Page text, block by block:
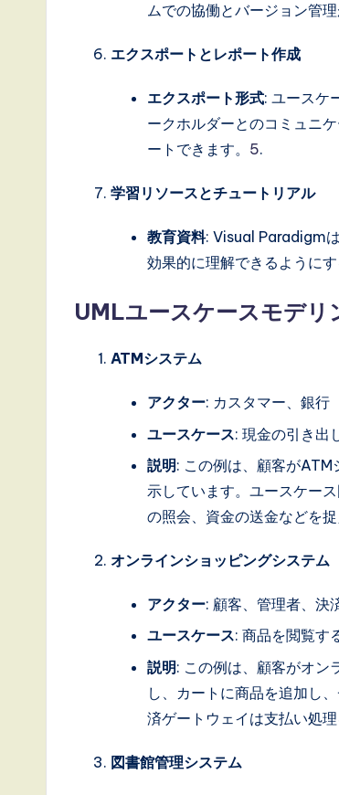
ムでの協働とバージョン管
エクスポートとレポート作成
エクスポート形式: ユースケ
ークホルダーとのコミュニ
ートできます。 5.
学習リソースとチュートリアル
教育資料: Visual Paradigm
効果的に理解できるように
UMLユースケースモデリ
ATMシステム
アクター: カスタマー、銀行
ユースケース: 現金の引き出
説明: この例は、顧客が
示しています。ユースケー
の照会、資金の送金などを捉
オンラインショッピングシステム
アクター: 顧客、管理者、決
ユースケース: 商品を閲覧す
説明: この例は、顧客がオン
し、カートに商品を追加し
済ゲートウェイは支払い処理
図書館管理システム